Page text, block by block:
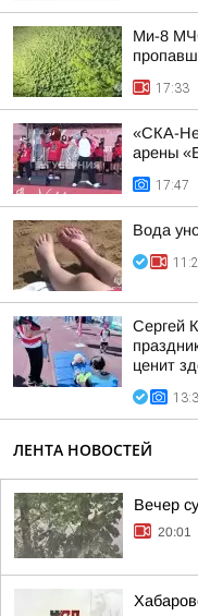
Ми-8
17:33
«СКА-
арены
17:47
Вода
Сергей
ценит
ЛЕНТА НОВОСТЕЙ
Вечер
20:01